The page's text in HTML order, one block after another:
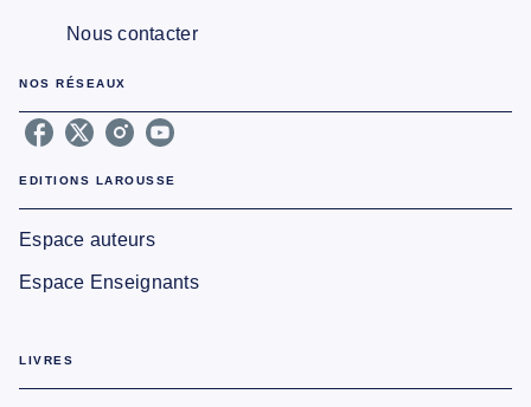
Nous contacter
NOS RÉSEAUX
EDITIONS LAROUSSE
Espace auteurs
Espace Enseignants
LIVRES